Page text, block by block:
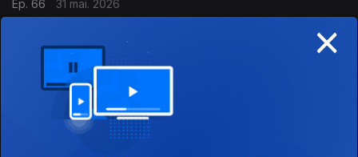
Ep. 66
31 mai. 2026
Igreja Católica + AEP
30 mai. 2026
Igreja Católica + AEP
×